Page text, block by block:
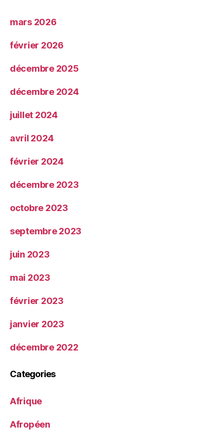
mars 2026
février 2026
décembre 2025
décembre 2024
juillet 2024
avril 2024
février 2024
décembre 2023
octobre 2023
septembre 2023
juin 2023
mai 2023
février 2023
janvier 2023
décembre 2022
Categories
Afrique
Afropéen